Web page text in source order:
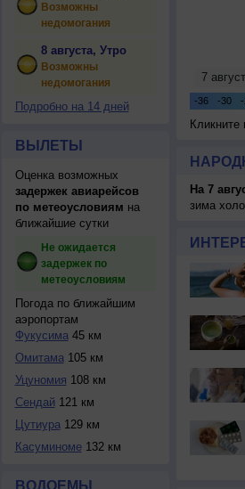
Возможны
недомогания
8 августа, Утро
Возможны
недомогания
Подробно на 14 дней
ВЫЛЕТЫ
Оценка возможных
задержек авиарейсов
по метеоусловиям на
ближайшие сутки
Не ожидается
задержек по
метеоусловиям
Погода по ближайшим
аэропортам
Фукусима45 км
Омитама105 км
Уцуномия 108 км
Сендай 121 км
Цутиура129 км
Касуминоме132 км
ВОДОЕМЫ
На 7
зима